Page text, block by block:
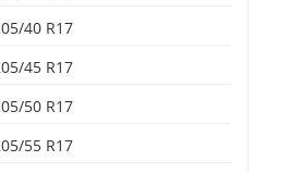
40 R17
45 R17
50 R17
55 R17